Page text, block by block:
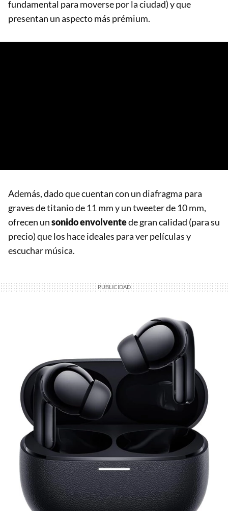
fundamental para moverse por la ciudad) y que
presentan un aspecto más prémium.
Además, dado que cuentan con un diafragma para
graves de titanio de 11 mm y un tweeter de 10 mm,
ofrecen unsonido envolventede gran calidad (para su
precio) que los hace ideales para ver películas y
escuchar música.